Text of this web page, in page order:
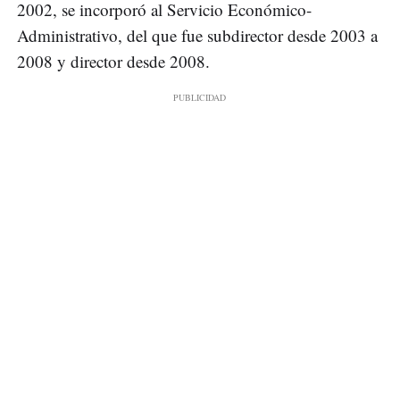
2002, se incorporó al Servicio Económico-
Administrativo, del que fue subdirector desde 2003 a
2008 y director desde 2008.